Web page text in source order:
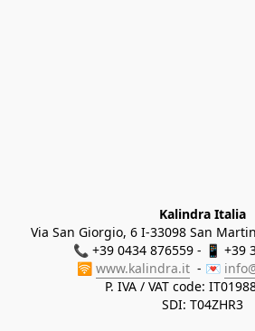
Kalindra Italia
Via San Giorgio, 6 I-33098 San
📞 +39 0434 876559 - 📱 +39
🛜 www.kalindra.it
  - 💌
P. IVA / VAT code:
SDI: T04ZHR3